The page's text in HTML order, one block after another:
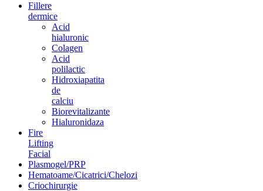
Fillere
dermice
Acid
hialuronic
Colagen
Acid
polilactic
Hidroxiapatita
de
calciu
Biorevitalizante
Hialuronidaza
Fire
Lifting
Facial
Plasmogel/PRP
Hematoame/Cicatrici/Chelozi
Criochirurgie